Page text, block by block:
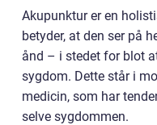
Akupunktur er en
betyder, at den ser på
ånd – i stedet for blot
sygdom. Dette står i
medicin, som har
selve sygdommen.